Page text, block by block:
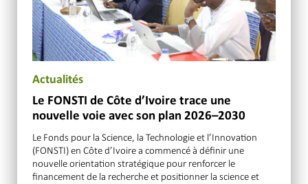
Actualités
Le FONSTI de Côte d’Ivoire trace une
nouvelle voie avec son plan 2026–2030
Le Fonds pour la Science, la Technologie et l’Innovation
(FONSTI) en Côte d’Ivoire a commencé à définir une
nouvelle orientation stratégique pour renforcer le
financement de la recherche et positionner la science et